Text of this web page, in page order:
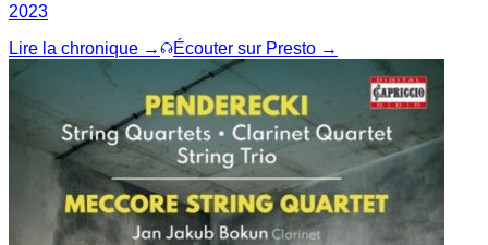
2023
Lire la chronique →
Écouter sur Presto →